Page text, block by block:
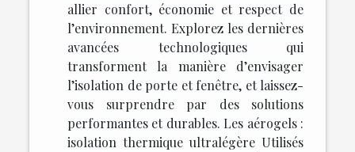
allier confort, économie et respect de
l’environnement. Explorez les dernières
avancées technologiques qui
transforment la manière d’envisager
l’isolation de porte et fenêtre, et laissez-
vous surprendre par des solutions
performantes et durables. Les aérogels :
isolation thermique ultralégère Utilisés